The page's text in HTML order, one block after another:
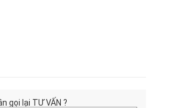
gọi lại TƯ VẤN ?